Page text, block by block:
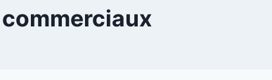
commerciaux